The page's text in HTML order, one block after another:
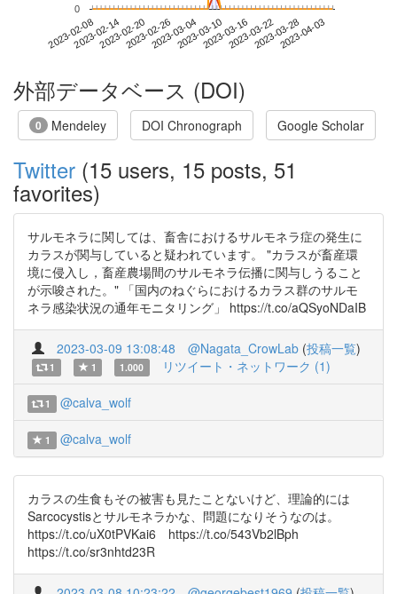
2023-02-082023-02-142023-02-202023-02-262023-03-042023-03-102023-03-162023-03-222023-03-282023-04-03
0
外部データベース (DOI)
0 Mendeley DOI Chronograph Google Scholar
Twitter (15 users, 15 posts, 51
favorites)
サルモネラに関しては、畜舎におけるサルモネラ症の発生に
カラスが関与していると疑われています。 "カラスが畜産環
境に侵入し，畜産農場間のサルモネラ伝播に関与しうること
が示唆された。" 「国内のねぐらにおけるカラス群のサルモ
ネラ感染状況の通年モニタリング」 https://t.co/aQSyoNDaIB
2023-03-09 13:08:48 @Nagata_CrowLab (投稿一覧)
1 1 1.000 リツイート・ネットワーク (1)
1 @calva_wolf
1 @calva_wolf
カラスの生食もその被害も見たことないけど、理論的には
Sarcocystisとサルモネラかな、問題になりそうなのは。
https://t.co/uX0tPVKai6 https://t.co/543Vb2lBph
https://t.co/sr3nhtd23R